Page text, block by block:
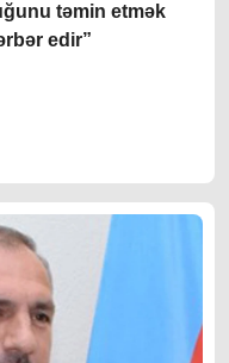
təmin etmək
edir”